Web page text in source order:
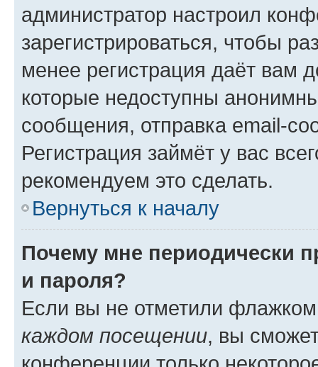
администратор настроил
зарегистрироваться, чтобы
менее регистрация даёт вам
которые недоступны
сообщения, отправка email-
Регистрация займёт у вас
рекомендуем это сделать.
Вернуться к началу
Почему мне периодически
и пароля?
Если вы не отметили
каждом посещении, вы